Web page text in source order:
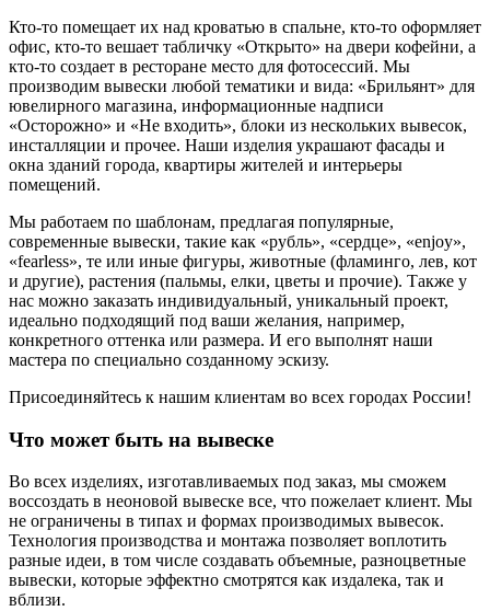
Кто-то помещает их над кроватью в спальне, кто-то оформляет
офис, кто-то вешает табличку «Открыто» на двери кофейни, а
кто-то создает в ресторане место для фотосессий. Мы
производим вывески любой тематики и вида: «Брильянт» для
ювелирного магазина, информационные надписи
«Осторожно» и «Не входить», блоки из нескольких вывесок,
инсталляции и прочее. Наши изделия украшают фасады и
окна зданий города, квартиры жителей и интерьеры
помещений.
Мы работаем по шаблонам, предлагая популярные,
современные вывески, такие как «рубль», «сердце», «enjoy»,
«fearless», те или иные фигуры, животные (фламинго, лев, кот
и другие), растения (пальмы, елки, цветы и прочие). Также у
нас можно заказать индивидуальный, уникальный проект,
идеально подходящий под ваши желания, например,
конкретного оттенка или размера. И его выполнят наши
мастера по специально созданному эскизу.
Присоединяйтесь к нашим клиентам во всех городах России!
Что может быть на вывеске
Во всех изделиях, изготавливаемых под заказ, мы сможем
воссоздать в неоновой вывеске все, что пожелает клиент. Мы
не ограничены в типах и формах производимых вывесок.
Технология производства и монтажа позволяет воплотить
разные идеи, в том числе создавать объемные, разноцветные
вывески, которые эффектно смотрятся как издалека, так и
вблизи.